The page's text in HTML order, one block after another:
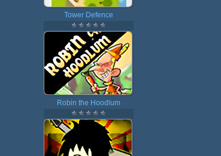
Tower Defence
Robin the Hoodlum